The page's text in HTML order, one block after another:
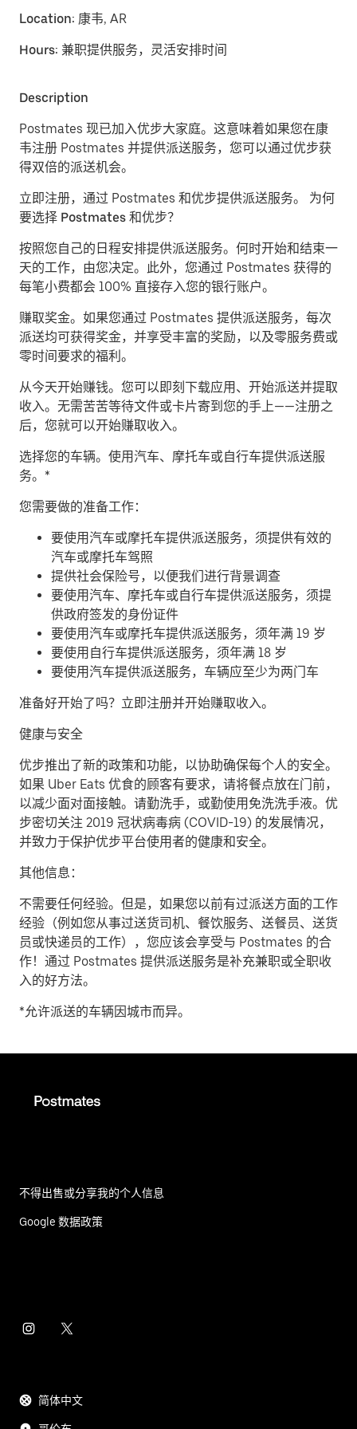
Location: 康韦, AR
Hours: 兼职提供服务，灵活安排时间
Description
Postmates 现已加入优步大家庭。这意味着如果您在康
韦注册 Postmates 并提供派送服务，您可以通过优步获
得双倍的派送机会。
立即注册，通过 Postmates 和优步提供派送服务。 为何
要选择 Postmates 和优步？
按照您自己的日程安排提供派送服务。 何时开始和结束一
天的工作，由您决定。此外，您通过 Postmates 获得的
每笔小费都会 100% 直接存入您的银行账户。
赚取奖金。 如果您通过 Postmates 提供派送服务，每次
派送均可获得奖金，并享受丰富的奖励，以及零服务费或
零时间要求的福利。
从今天开始赚钱。 您可以即刻下载应用、开始派送并提取
收入。无需苦苦等待文件或卡片寄到您的手上——注册之
后，您就可以开始赚取收入。
​选择您的车辆。使用汽车、摩托车或自行车提供派送服
务。*
您需要做的准备工作：
要使用汽车或摩托车提供派送服务，须提供有效的
汽车或摩托车驾照
提供社会保险号，以便我们进行背景调查
要使用汽车、摩托车或自行车提供派送服务，须提
供政府签发的身份证件
要使用汽车或摩托车提供派送服务，须年满 19 岁
要使用自行车提供派送服务，须年满 18 岁
要使用汽车提供派送服务，车辆应至少为两门车
准备好开始了吗？立即注册并开始赚取收入。
健康与安全
优步推出了新的政策和功能，以协助确保每个人的安全。
如果 Uber Eats 优食的顾客有要求，请将餐点放在门前，
以减少面对面接触。请勤洗手，或勤使用免洗洗手液。优
步密切关注 2019 冠状病毒病 (COVID-19) 的发展情况，
并致力于保护优步平台使用者的健康和安全。
其他信息：
不需要任何经验。但是，如果您以前有过派送方面的工作
经验（例如您从事过送货司机、餐饮服务、送餐员、送货
员或快递员的工作），您应该会享受与 Postmates 的合
作！通过 Postmates 提供派送服务是补充兼职或全职收
入的好方法。
*允许派送的车辆因城市而异。
不得出售或分享我的个人信息
Google 数据政策
简体中文